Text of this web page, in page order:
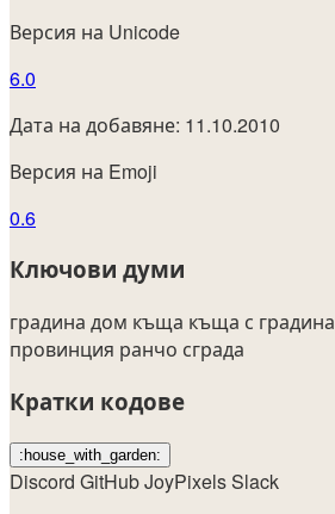
Версия на Unicode
6.0
Дата на добавяне: 11.10.2010
Версия на Emoji
0.6
Ключови думи
градина дом къща къща с градина
провинция ранчо сграда
Кратки кодове
:house_with_garden:
Discord GitHubJoyPixelsSlack